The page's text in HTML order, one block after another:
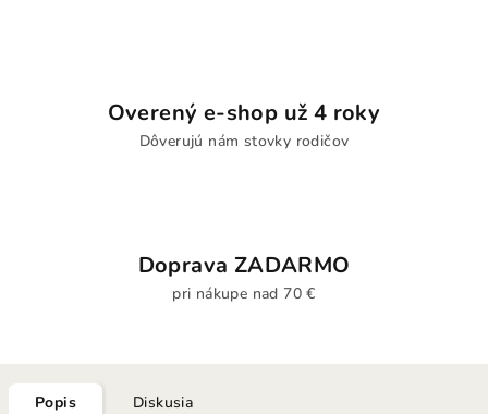
Overený e-shop už 4 roky
Dôverujú nám stovky rodičov
Doprava ZADARMO
pri nákupe nad 70 €
Popis Diskusia